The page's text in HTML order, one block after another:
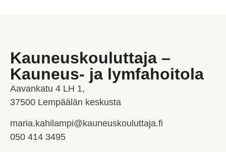
Kauneuskouluttaja –
Kauneus- ja lymfahoitola
Aavankatu 4 LH 1,
37500 Lempäälän keskusta
maria.kahilampi@kauneuskouluttaja.fi
050 414 3495